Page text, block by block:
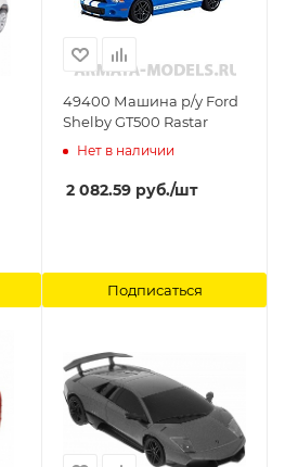
49400 Машина р/у Ford
Shelby GT500 Rastar
Нет в наличии
2 082.59 руб./шт
Подписаться